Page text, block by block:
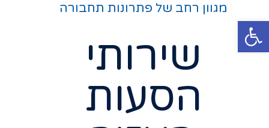
מגוון רחב של פתרונות תחבורה
שירותי
הסעות
פתח סרגל נגישות